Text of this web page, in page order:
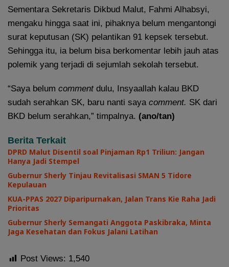
Sementara Sekretaris Dikbud Malut, Fahmi Alhabsyi,
mengaku hingga saat ini, pihaknya belum mengantongi
surat keputusan (SK) pelantikan 91 kepsek tersebut.
Sehingga itu, ia belum bisa berkomentar lebih jauh atas
polemik yang terjadi di sejumlah sekolah tersebut.
“Saya belum commentdulu, Insyaallah kalau BKD
sudah serahkan SK, baru nanti saya comment. SK dari
BKD belum serahkan,” timpalnya. (ano/tan)
Berita Terkait
DPRD Malut Disentil soal Pinjaman Rp1 Triliun: Jangan
Hanya Jadi Stempel
Gubernur Sherly Tinjau Revitalisasi SMAN 5 Tidore
Kepulauan
KUA-PPAS 2027 Diparipurnakan, Jalan Trans Kie Raha Jadi
Prioritas
Gubernur Sherly Semangati Anggota Paskibraka, Minta
Jaga Kesehatan dan Fokus Jalani Latihan
Post Views: 1,540